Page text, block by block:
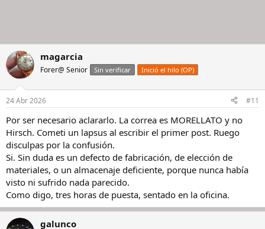
magarcia
Forer@ Senior Sin verificar Inició el hilo (OP)
24 Abr 2026 #11
Por ser necesario aclararlo. La correa es MORELLATO y no
Hirsch. Cometi un lapsus al escribir el primer post. Ruego
disculpas por la confusión.
Si. Sin duda es un defecto de fabricación, de elección de
materiales, o un almacenaje deficiente, porque nunca había
visto ni sufrido nada parecido.
Como digo, tres horas de puesta, sentado en la oficina.
galunco